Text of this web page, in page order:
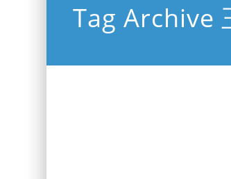
Tag Archive